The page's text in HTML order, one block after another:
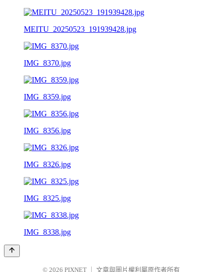
MEITU_20250523_191939428.jpg
IMG_8370.jpg
IMG_8359.jpg
IMG_8356.jpg
IMG_8326.jpg
IMG_8325.jpg
IMG_8338.jpg
© 2026 PIXNET 文章與圖片權利屬原作者所有